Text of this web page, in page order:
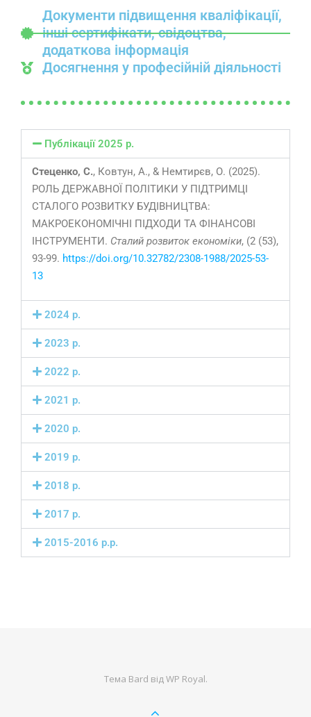
Документи підвищення кваліфікації,
інші сертифікати, свідоцтва,
додаткова інформація
Досягнення у професійній діяльності
Публікації 2025 р.
Стеценко, С., Ковтун, А., & Немтирєв, О. (2025).
РОЛЬ ДЕРЖАВНОЇ ПОЛІТИКИ У ПІДТРИМЦІ
СТАЛОГО РОЗВИТКУ БУДІВНИЦТВА:
МАКРОЕКОНОМІЧНІ ПІДХОДИ ТА ФІНАНСОВІ
ІНСТРУМЕНТИ. Сталий розвиток економіки, (2 (53),
93-99. https://doi.org/10.32782/2308-1988/2025-53-
13
2024 р.
2023 р.
2022 р.
2021 р.
2020 р.
2019 р.
2018 р.
2017 р.
2015-2016 р.р.
Тема Bard відWP Royal.